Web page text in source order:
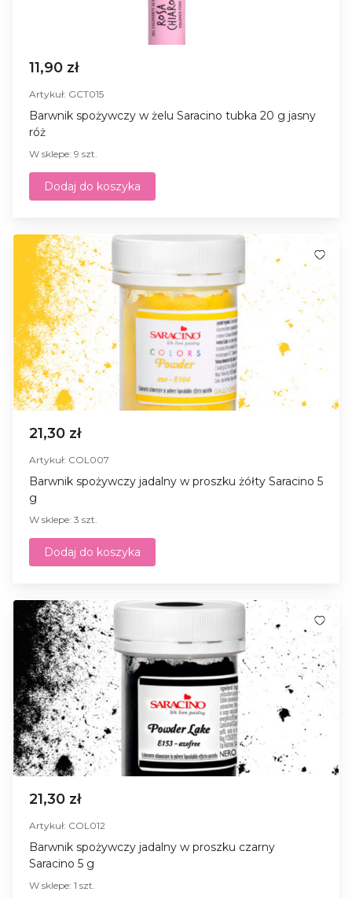
11,90 zł
Artykuł: GCT015
Barwnik spożywczy w żelu Saracino tubka 20 g jasny
róż
W sklepe: 9 szt.
Dodaj do koszyka
21,30 zł
Artykuł: COL007
Barwnik spożywczy jadalny w proszku żółty Saracino 5
g
W sklepe: 3 szt.
Dodaj do koszyka
21,30 zł
Artykuł: COL012
Barwnik spożywczy jadalny w proszku czarny
Saracino 5 g
W sklepe: 1 szt.